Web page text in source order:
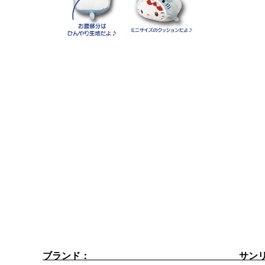
ブランド： サンリ